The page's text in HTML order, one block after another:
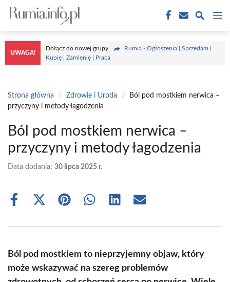
Przejdź
treści
UWAGA!
Dołącz do nowej grupy
Rumia - Ogłoszenia | Sprzedam |
Kupię | Zamienię | Praca
Strona główna / Zdrowie i Uroda /
Ból pod mostkiem nerwica –
przyczyny i metody łagodzenia
Ból pod mostkiem nerwica –
przyczyny i metody łagodzenia
Data dodania: 30 lipca 2025 r.
Share
Share
(Twitter)
Share Share Share Share
Ból pod mostkiem to nieprzyjemny objaw, który
może wskazywać na szereg problemów